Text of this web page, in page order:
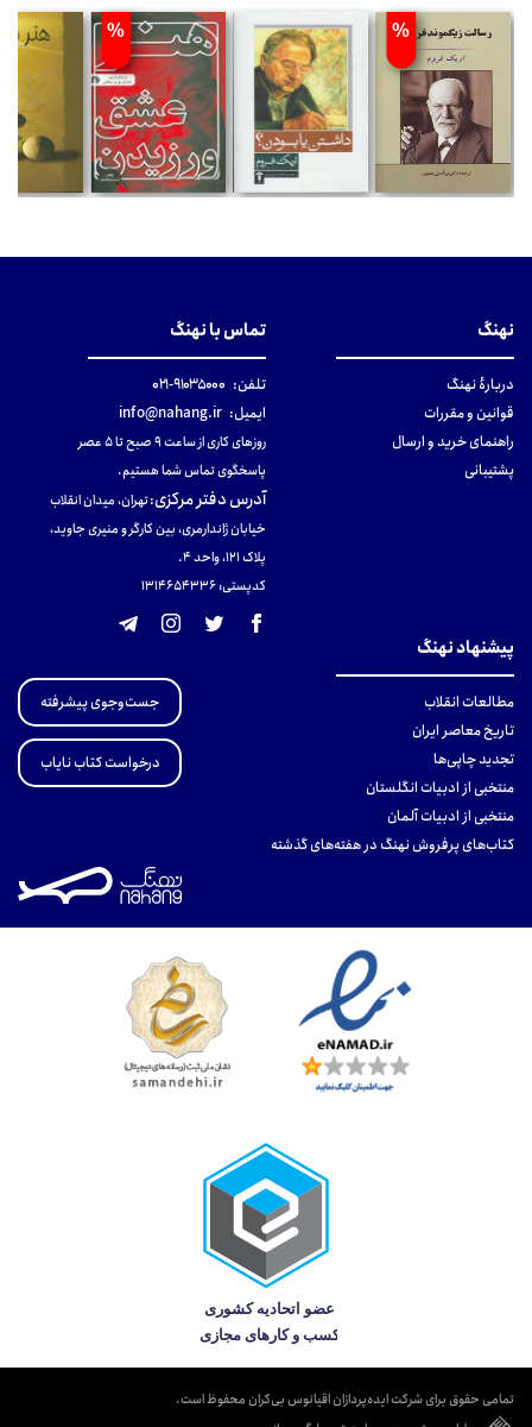
%
%
نهنگ
دربارهٔ نهنگ
قوانین و مقررات
راهنمای خرید و ارسال
پشتیبانی
تماس با نهنگ
تلفن: ۹۱۰۳۵۰۰۰-۰۲۱
ایمیل: info@nahang.ir
روزهای کاری از ساعت ۹ صبح تا ۵ عصر
پاسخگوی تماس شما هستیم.
آدرس دفتر مرکزی:تهران، میدان انقلاب
خیابان ژاندارمری، بین کارگر و منیری جاوید،
پلاک 121، واحد ۴.
کدپستی: 131465433۶
پیشنهاد نهنگ
مطالعات انقلاب
تاریخ معاصر ایران
تجدید چاپی‌ها
منتخبی از ادبیات انگلستان
منتخبی از ادبیات آلمان
کتاب‌های پرفروش نهنگ در هفته‌های گذشته
جست‌وجوی پیشرفته
درخواست کتاب نایاب
تمامی حقوق برای شرکت ایده‌پردازان اقیانوس بی‌کران محفوظ است.